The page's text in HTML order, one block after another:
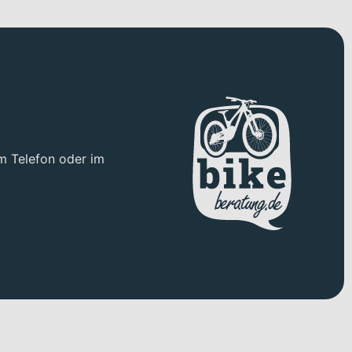
steile Anstiege und schnelle Abfahrten bietet. DieTEKTRO
Verzögerung. Für Grip auf wechselndem Untergrund
Sattelstütze unterstützt Dich dabei,
Versorgt wird das System vom
BOSCH "Powertube
Telefon oder im